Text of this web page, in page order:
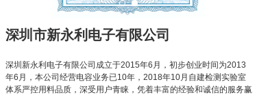
深圳市新永利电子有限公司
深圳新永利电子有限公司成立于2015年6月，初步创业时间为2013
年6月，本公司经营电容业务已10年，2018年10月自建检测实验室
体系严控用料品质，深受用户青睐，凭着丰富的经验和诚信的服务赢